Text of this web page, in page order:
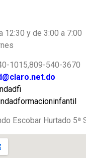
12:30 y de 3:00 a 7:00
1015,809-540-3670
Escobar Hurtado 5ª